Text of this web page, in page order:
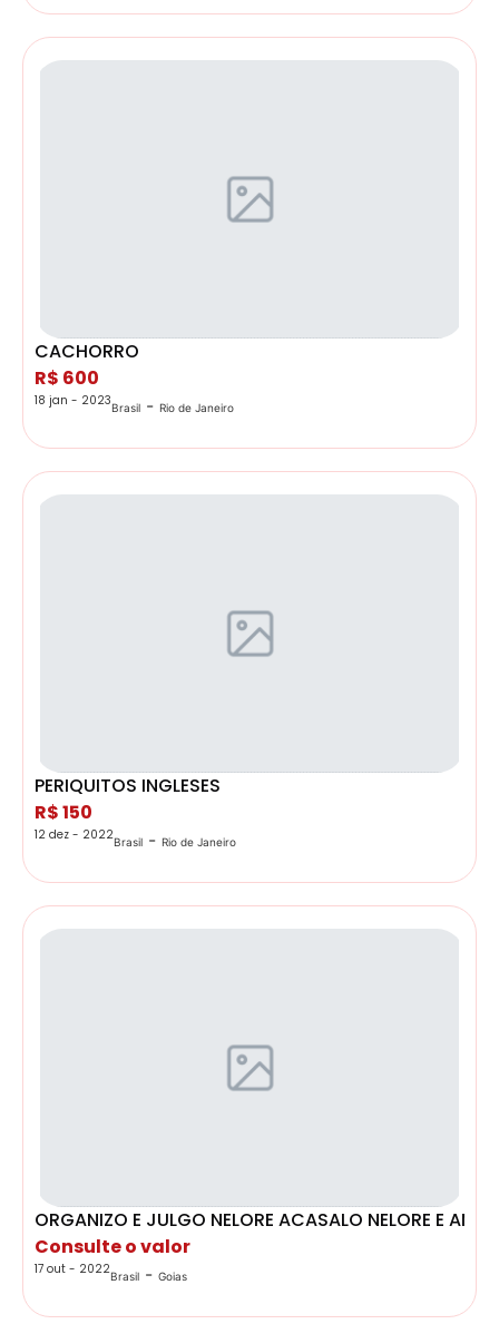
CACHORRO
R$ 600
18 jan - 2023Brasil - Rio de Janeiro
PERIQUITOS INGLESES
R$ 150
12 dez - 2022Brasil - Rio de Janeiro
ORGANIZO E JULGO NELORE ACASALO NELORE E
Consulte o valor
17 out - 2022Brasil - Goias